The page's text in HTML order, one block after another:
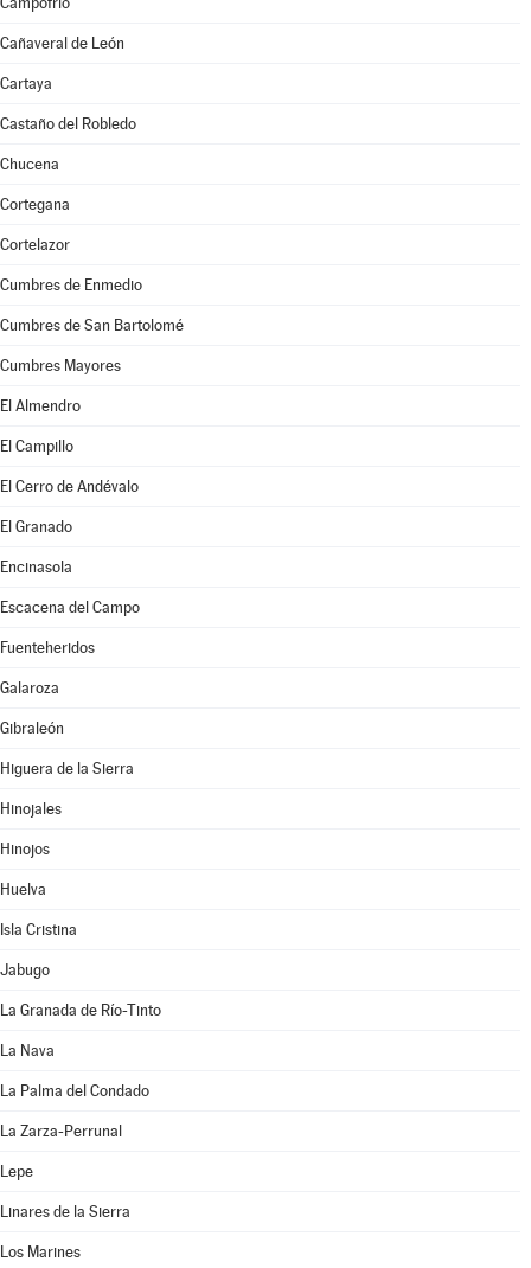
Cañaveral de León
Cartaya
Castaño del Robledo
Chucena
Cortegana
Cortelazor
Cumbres de Enmedio
Cumbres de San Bartolomé
Cumbres Mayores
El Almendro
El Campillo
El Cerro de Andévalo
El Granado
Encinasola
Escacena del Campo
Fuenteheridos
Galaroza
Gibraleón
Higuera de la Sierra
Hinojales
Hinojos
Huelva
Isla Cristina
Jabugo
La Granada de Río-Tinto
La Nava
La Palma del Condado
La Zarza-Perrunal
Lepe
Linares de la Sierra
Los Marines